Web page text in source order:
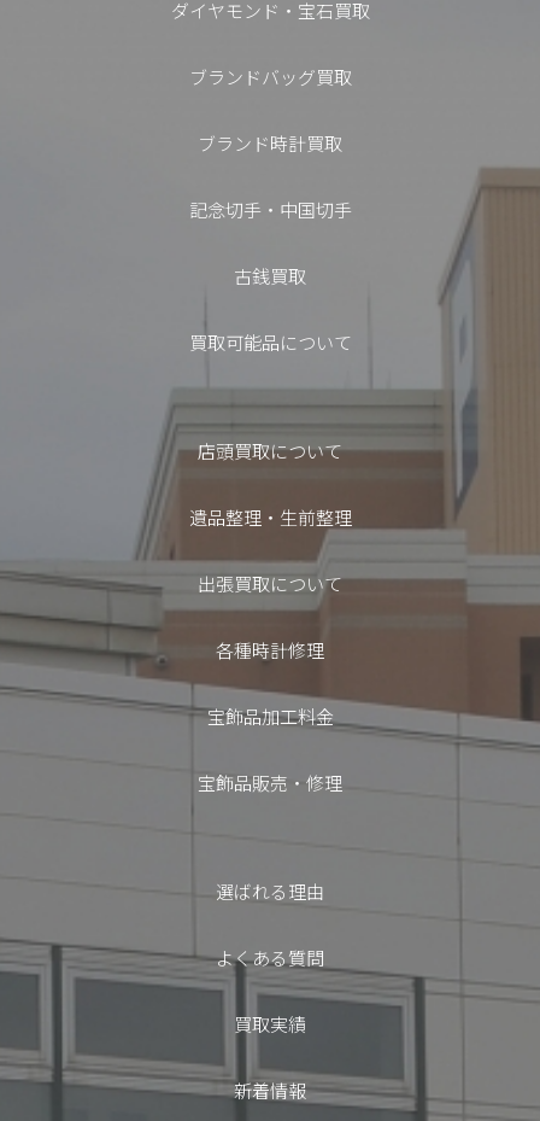
ダイヤモンド・宝石買取
ブランドバッグ買取
ブランド時計買取
記念切手・中国切手
古銭買取
買取可能品について
店頭買取について
遺品整理・生前整理
出張買取について
各種時計修理
宝飾品加工料金
宝飾品販売・修理
選ばれる理由
よくある質問
買取実績
新着情報